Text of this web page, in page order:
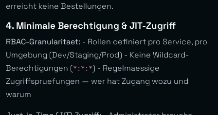
erreicht keine Bestellungen.
4. Minimale Berechtigung & JIT-Zugriff
RBAC-Granularitaet: - Rollen definiert pro Service, pro
Umgebung (Dev/Staging/Prod) - Keine Wildcard-
Berechtigungen (*:*:*) - Regelmaessige
Zugriffspruefungen — wer hat Zugang wozu und
warum